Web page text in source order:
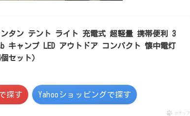
ンタン テント ライト 充電式 超軽量 携帯便利 3
キャンプ LED アウトドア コンパクト 懐中電灯
セット）
探す Yahooショッピングで探す
ポチップ